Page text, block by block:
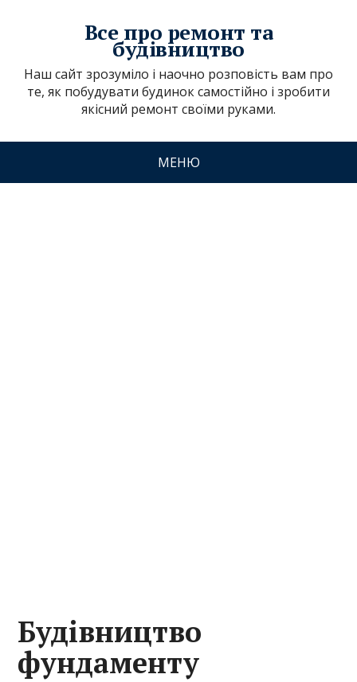
Все про ремонт та
будівництво
Наш сайт зрозуміло і наочно розповість вам про
те, як побудувати будинок самостійно і зробити
якісний ремонт своїми руками.
МЕНЮ
Будівництво
фундаменту